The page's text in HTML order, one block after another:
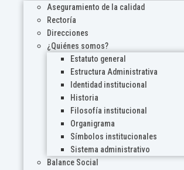
Aseguramiento de la calidad
Rectoría
Direcciones
¿Quiénes somos?
Estatuto general
Estructura Administrativa
Identidad institucional
Historia
Filosofía institucional
Organigrama
Símbolos institucionales
Sistema administrativo
Balance Social